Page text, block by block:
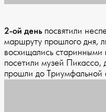
2-ой день посвятили
маршруту прошлого дня,
восхищались
посетили музей
прошли до Триумфальной